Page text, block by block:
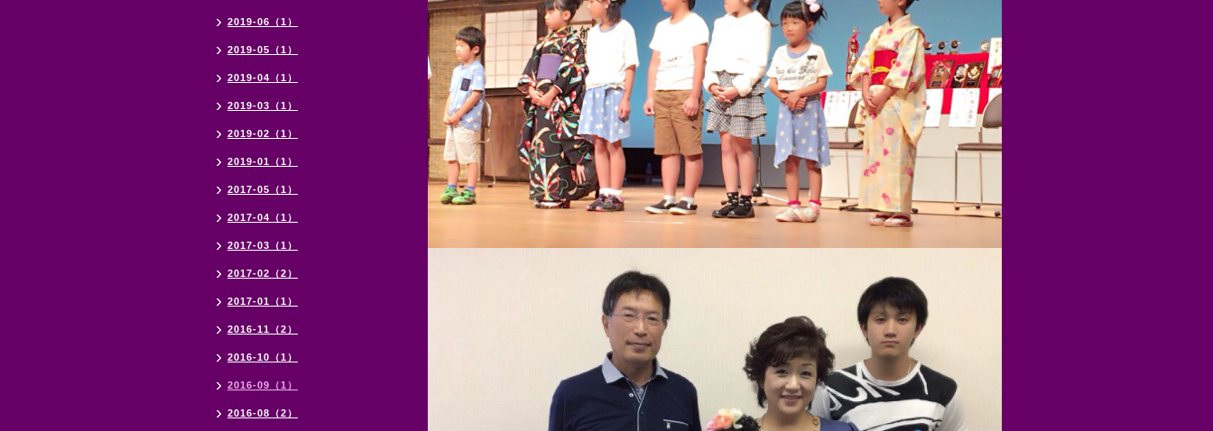
2019-06（1）
2019-05（1）
2019-04（1）
2019-03（1）
2019-02（1）
2019-01（1）
2017-05（1）
2017-04（1）
2017-03（1）
2017-02（2）
2017-01（1）
2016-11（2）
2016-10（1）
2016-09（1）
2016-08（2）